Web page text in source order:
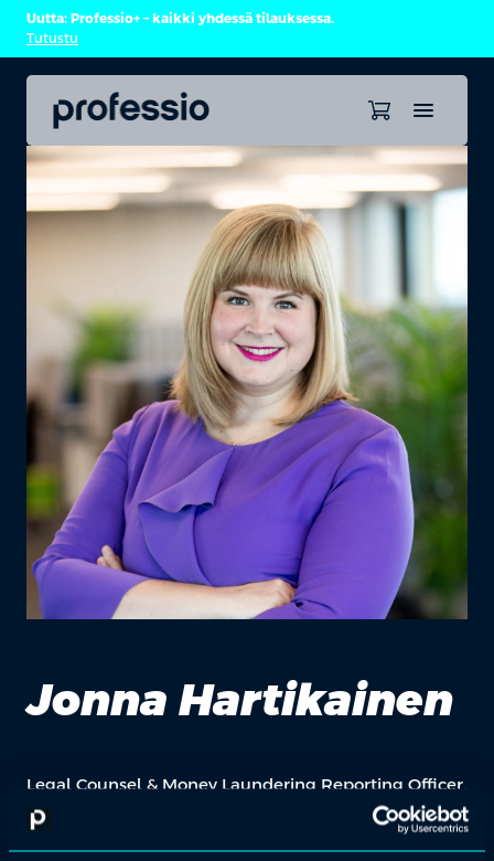
Uutta: Professio+ – kaikki yhdessä tilauksessa.
Tutustu
Jonna Hartikainen
Legal Counsel & Money Laundering Reporting Officer,
Jonnalla on yli 10 vuoden kokemus finanssialan lakiasioista ja